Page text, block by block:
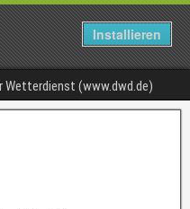
Installieren
Wetterdienst (www.dwd.de)